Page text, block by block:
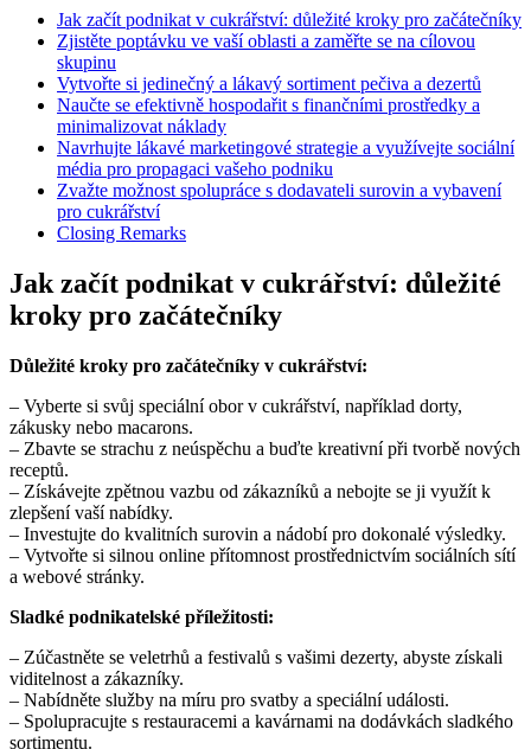
Jak začít podnikat v cukrářství: důležité kroky pro začátečníky
Zjistěte poptávku ve vaší oblasti a zaměřte se na cílovou
skupinu
Vytvořte si jedinečný a lákavý sortiment pečiva a dezertů
Naučte se efektivně hospodařit s finančními prostředky a
minimalizovat náklady
Navrhujte lákavé marketingové strategie a využívejte sociální
média pro propagaci vašeho podniku
Zvažte možnost spolupráce s dodavateli surovin a vybavení
pro cukrářství
Closing Remarks
Jak začít podnikat v cukrářství: důležité
kroky pro začátečníky
Důležité kroky pro začátečníky v cukrářství:
– Vyberte si svůj speciální obor v cukrářství, například dorty,
zákusky nebo macarons.
– Zbavte se strachu z neúspěchu a buďte kreativní při tvorbě nových
receptů.
– Získávejte zpětnou vazbu od zákazníků a nebojte se ji využít k
zlepšení vaší nabídky.
– Investujte do kvalitních surovin a nádobí pro dokonalé výsledky.
– Vytvořte si silnou online přítomnost prostřednictvím sociálních sítí
a webové stránky.
Sladké podnikatelské příležitosti:
– Zúčastněte se veletrhů a festivalů s vašimi dezerty, abyste získali
viditelnost a zákazníky.
– Nabídněte služby na míru pro svatby a speciální události.
– Spolupracujte s restauracemi a kavárnami na dodávkách sladkého
sortimentu.